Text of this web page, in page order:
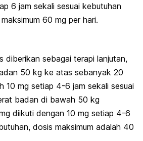
6 jam sekali sesuai kebutuhan
60 mg per hari.
diberikan sebagai terapi lanjutan,
50 kg ke atas sebanyak 20
10 mg setiap 4-6 jam sekali sesuai
badan di bawah 50 kg
diikuti dengan 10 mg setiap 4-6
dosis maksimum adalah 40